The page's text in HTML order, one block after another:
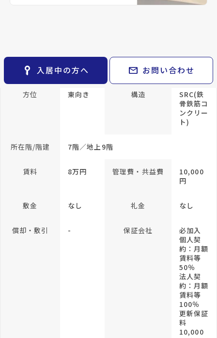
検索条件
閲覧履歴 keyboard_arrow_right
keyboard_arrow_right
open_in_new
key_vertical 入居中の方へ mail お問い合わせ
専有面積 52m²
方位 東向き 構造
SRC(鉄
骨鉄筋コ
ンクリー
ト)
所在階/階建 7階／地上9階
賃料 8万円 管理費・共益費
10,000
円
敷金 なし 礼金 なし
償却・敷引 - 保証会社
必加入
個人契
約：月額
賃料等
50％
法人契
約：月額
賃料等
100％
更新保証
料
10,000